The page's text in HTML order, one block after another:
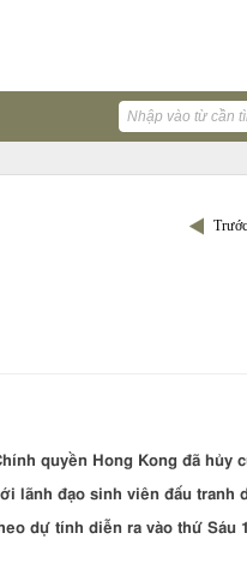
Trước
quyền Hong Kong đã hủy
lãnh đạo sinh viên đấu tranh
dự tính diễn ra vào thứ Sáu